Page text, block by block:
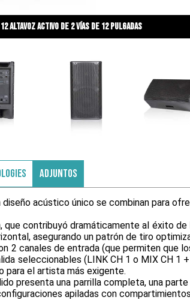
altavoz activo de 2 vías de 12 pulgadas
ADJUNTOS
acústico único se combinan para
que contribuyó dramáticamente al éxito
asegurando un patrón de tiro
2 canales de entrada (que permiten que
seleccionables (LINK CH 1 o MIX CH
para el artista más exigente.
presenta una parrilla completa, una
apiladas con